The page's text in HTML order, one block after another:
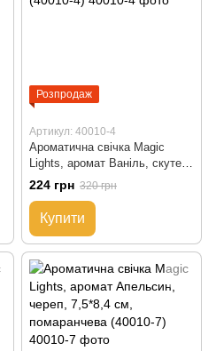
Розпродаж
Артикул: 40010-4
Ароматична свічка Magic
Lights, аромат Ваніль, скутер,
7,5*8,4 см, жовта (40010-4)
224 грн 320 грн
Купити